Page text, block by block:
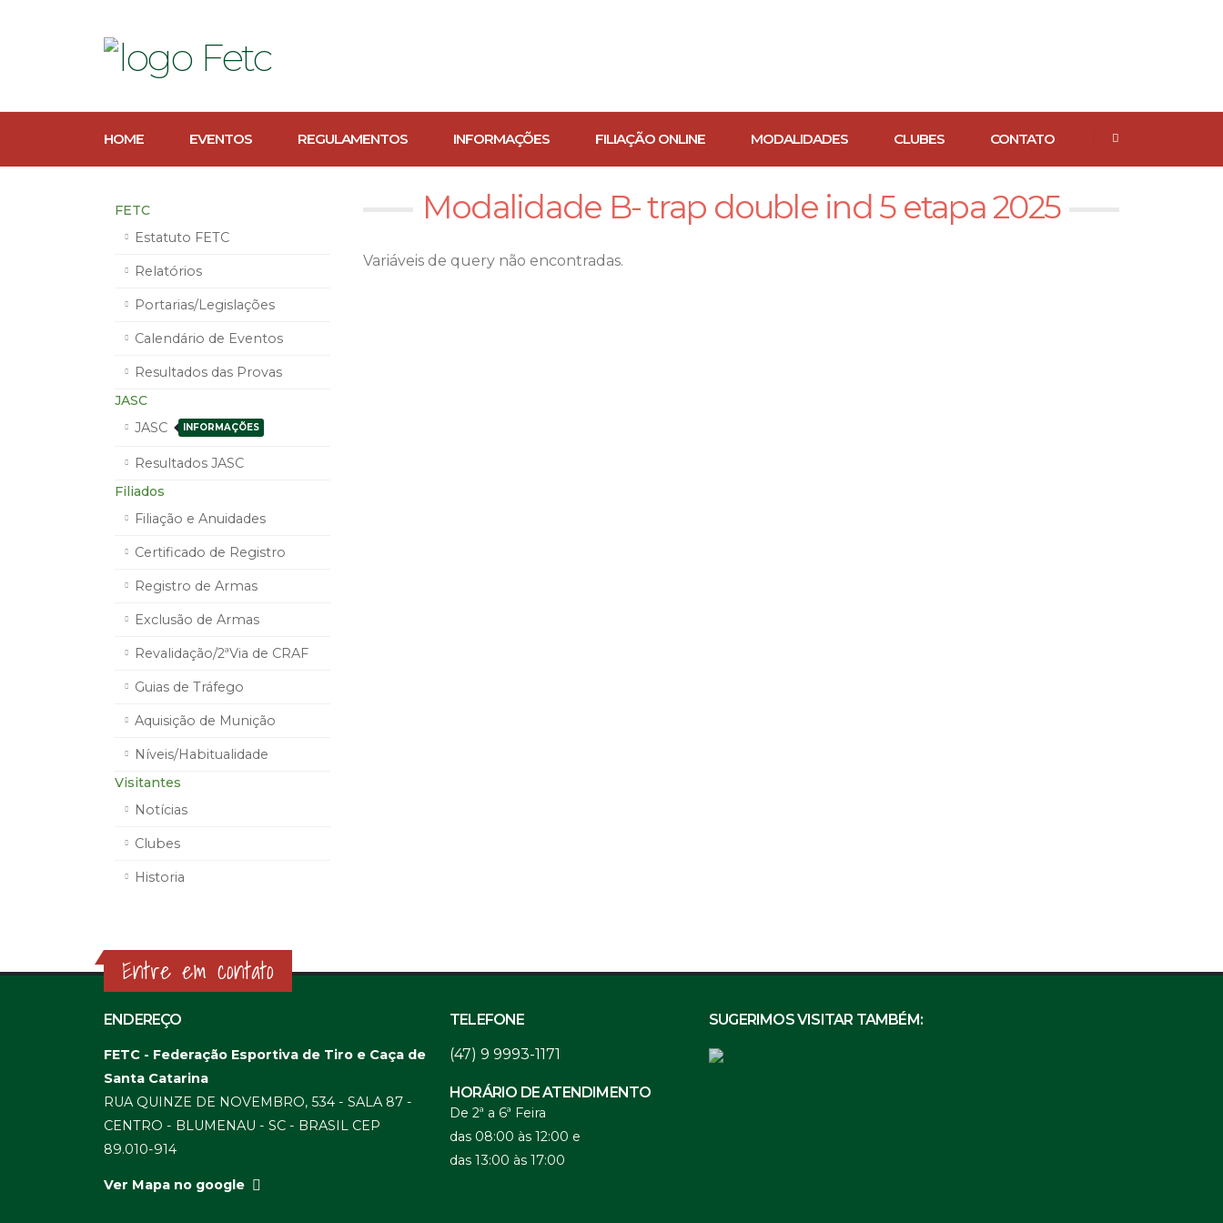
HOME EVENTOS REGULAMENTOS INFORMAÇÕES FILIAÇÃO ONLINE MODALIDADES CLUBES CONTATO
FETC
Estatuto FETC
Relatórios
Portarias/Legislações
Calendário de Eventos
Resultados das Provas
JASC
JASC
INFORMAÇÕES
Resultados JASC
Filiados
Filiação e Anuidades
Certificado de Registro
Registro de Armas
Exclusão de Armas
Revalidação/2ªVia de CRAF
Guias de Tráfego
Aquisição de Munição
Níveis/Habitualidade
Visitantes
Notícias
Clubes
Historia
Modalidade B- trap double ind 5 etapa 2025
Variáveis de query não encontradas.
Entre em contato
ENDEREÇO
FETC - Federação Esportiva de Tiro e Caça de
Santa Catarina
RUA QUINZE DE NOVEMBRO, 534 - SALA 87 -
CENTRO - BLUMENAU - SC - BRASIL CEP
89.010-914
Ver Mapa no google
TELEFONE
(47) 9 9993-1171
HORÁRIO DE ATENDIMENTO
De 2ª a 6ª Feira
das 08:00 às 12:00 e
das 13:00 às 17:00
SUGERIMOS VISITAR TAMBÉM: